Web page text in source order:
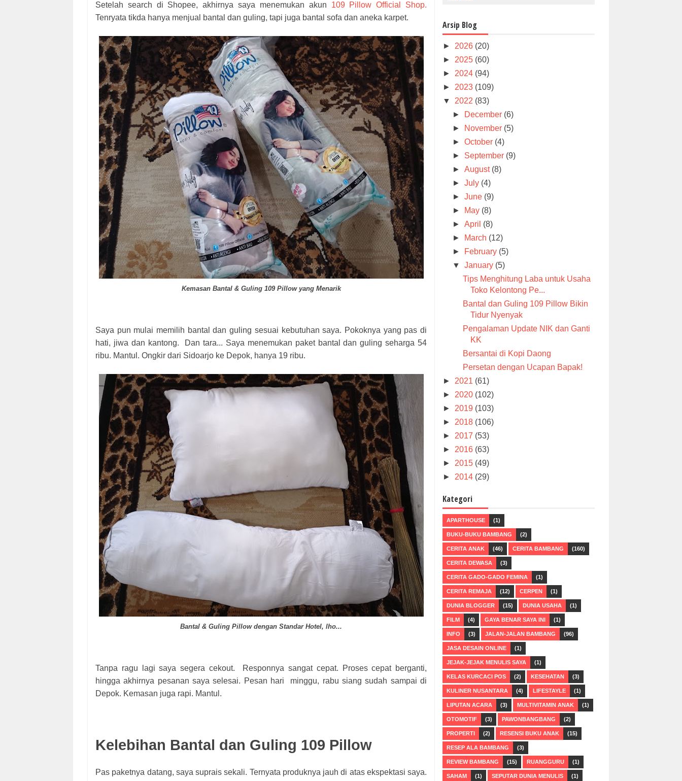
Setelah search di Shopee, akhirnya saya menemukan akun 109 Pillow Official Shop.
Tenryata tikda hanya menjual bantal dan guling, tapi juga bantal sofa dan aneka karpet.
Kemasan Bantal & Guling 109 Pillow yang Menarik
Saya pun mulai memilih bantal dan guling sesuai kebutuhan saya. Pokoknya yang pas di
hati, jiwa dan kantong. Dan tara... Saya menemukan paket bantal dan guling seharga 54
ribu. Mantul. Ongkir dari Sidoarjo ke Depok, hanya 19 ribu.
Bantal & Guling Pillow dengan Standar Hotel, lho...
Tanpa ragu lagi saya segera cekout. Responnya sangat cepat. Proses cepat berganti,
hingga akhirnya pesanan saya selesai. Pesan hari minggu, rabu siang sudah sampai di
Depok. Kemasan juga rapi. Mantul.
Kelebihan Bantal dan Guling 109 Pillow
Pas paketnya datang, saya suprais sekali. Ternyata produknya jauh di atas ekspektasi saya.
Arsip Blog
► 2026 (20)
► 2025 (60)
► 2024 (94)
► 2023 (109)
▼ 2022 (83)
►
December (6)
►
November (5)
►October (4)
► September (9)
►August (8)
►July (4)
►June (9)
►
May (8)
►April (8)
►
March (12)
►
February (5)
▼January (5)
Tips Menghitung Laba untuk Usaha
Toko Kelontong Pe...
Bantal dan Guling 109 Pillow Bikin
Tidur Nyenyak
Pengalaman Update NIK dan Ganti
KK
Bersantai di Kopi Daong
Persetan dengan Ucapan Bapak!
► 2021 (61)
► 2020 (102)
► 2019 (103)
► 2018 (106)
► 2017 (53)
► 2016 (63)
► 2015 (49)
► 2014 (29)
Kategori
APARTHOUSE (1)
BUKU-BUKU BAMBANG (2)
CERITA ANAK (46) CERITA BAMBANG (160)
CERITA DEWASA (3)
CERITA GADO-GADO FEMINA (1)
CERITA REMAJA (12) CERPEN (1)
DUNIA BLOGGER (15) DUNIA USAHA (1)
FILM (4) GAYA BENAR SAYA INI (1)
INFO (3) JALAN-JALAN BAMBANG (96)
JASA DESAIN ONLINE (1)
JEJAK-JEJAK MENULIS SAYA (1)
KELAS KURCACI POS (2) KESEHATAN (3)
KULINER NUSANTARA (4) LIFESTAYLE (1)
LIPUTAN ACARA (3) MULTIVITAMIN ANAK (1)
OTOMOTIF (3) PAWONBANGBANG (2)
PROPERTI (2) RESENSI BUKU ANAK (15)
RESEP ALA BAMBANG (3)
REVIEW BAMBANG (15) RUANGGURU (1)
SAHAM (1) SEPUTAR DUNIA MENULIS (1)